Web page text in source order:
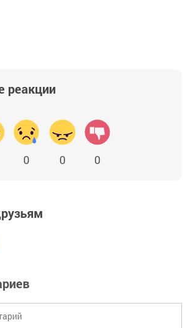
реакции
0 0 0